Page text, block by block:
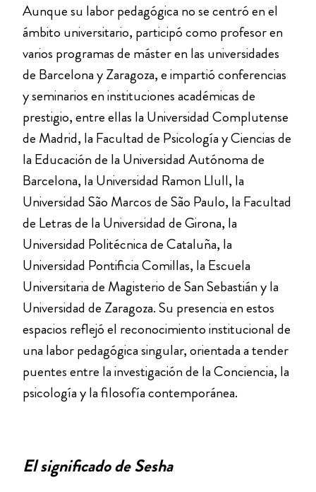
Aunque su labor pedagógica no se centró en el
ámbito universitario, participó como profesor en
varios programas de máster en las universidades
de Barcelona y Zaragoza, e impartió conferencias
y seminarios en instituciones académicas de
prestigio, entre ellas la Universidad Complutense
de Madrid, la Facultad de Psicología y Ciencias de
la Educación de la Universidad Autónoma de
Barcelona, la Universidad Ramon Llull, la
Universidad São Marcos de São Paulo, la Facultad
de Letras de la Universidad de Girona, la
Universidad Politécnica de Cataluña, la
Universidad Pontificia Comillas, la Escuela
Universitaria de Magisterio de San Sebastián y la
Universidad de Zaragoza. Su presencia en estos
espacios reflejó el reconocimiento institucional de
una labor pedagógica singular, orientada a tender
puentes entre la investigación de la Conciencia, la
psicología y la filosofía contemporánea.
El significado de Sesha